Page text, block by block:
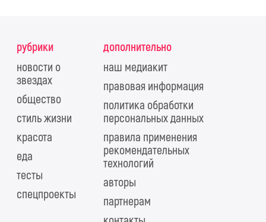
рубрики
новости о
звездах
общество
стиль жизни
красота
еда
тесты
спецпроекты
дополнительно
наш медиакит
правовая информация
политика обработки
персональных данных
правила применения
рекомендательных
технологий
авторы
партнерам